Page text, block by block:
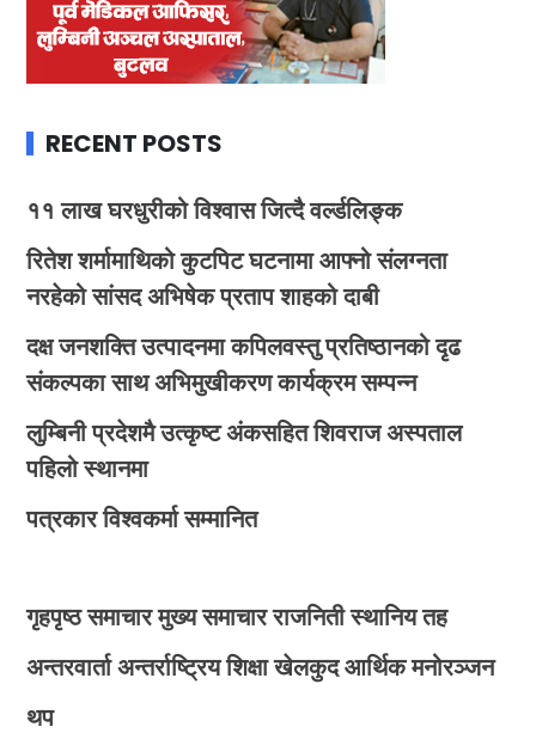
RECENT POSTS
११ लाख घरधुरीको विश्वास जित्दै वर्ल्डलिङ्क
रितेश शर्मामाथिको कुटपिट घटनामा आफ्नो संलग्नता
नरहेको सांसद अभिषेक प्रताप शाहको दाबी
दक्ष जनशक्ति उत्पादनमा कपिलवस्तु प्रतिष्ठानको दृढ
संकल्पका साथ अभिमुखीकरण कार्यक्रम सम्पन्न
लुम्बिनी प्रदेशमै उत्कृष्ट अंकसहित शिवराज अस्पताल
पहिलो स्थानमा
पत्रकार विश्वकर्मा सम्मानित
गृहपृष्ठ समाचार मुख्य समाचार राजनिती स्थानिय तह
अन्तरवार्ता अन्तर्राष्ट्रिय शिक्षा खेलकुद आर्थिक मनोरञ्जन
थप